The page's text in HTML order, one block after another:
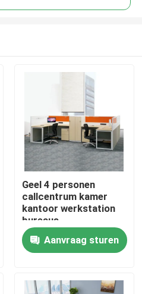
Geel 4 personen
callcentrum kamer
kantoor werkstation
bureaus
Aanvraag sturen